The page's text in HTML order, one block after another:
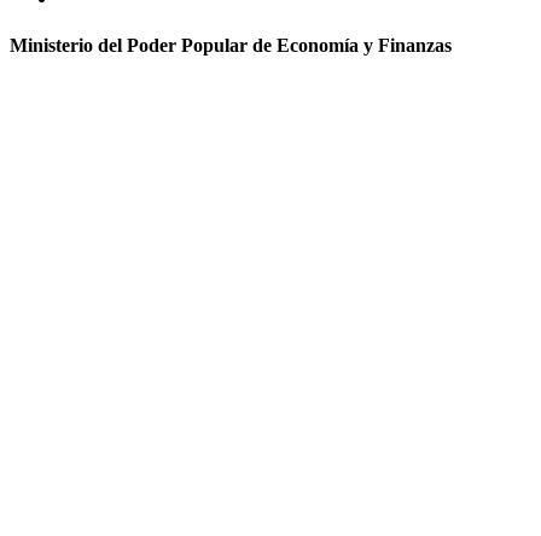
Ministerio del Poder Popular de Economía y Finanzas